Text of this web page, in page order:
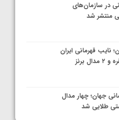
در سازمان‌های
منتشر شد
نایب قهرمانی ایران
جهان؛ چهار مدال
طلایی شد